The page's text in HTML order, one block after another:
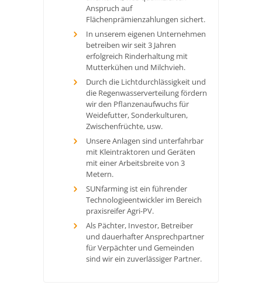
Anspruch auf
Flächenprämienzahlungen sichert.
In unserem eigenen Unternehmen
betreiben wir seit 3 Jahren
erfolgreich Rinderhaltung mit
Mutterkühen und Milchvieh.
Durch die Lichtdurchlässigkeit und
die Regenwasserverteilung fördern
wir den Pflanzenaufwuchs für
Weidefutter, Sonderkulturen,
Zwischenfrüchte, usw.
Unsere Anlagen sind unterfahrbar
mit Kleintraktoren und Geräten
mit einer Arbeitsbreite von 3
Metern.
SUNfarming ist ein führender
Technologieentwickler im Bereich
praxisreifer Agri-PV.
Als Pächter, Investor, Betreiber
und dauerhafter Ansprechpartner
für Verpächter und Gemeinden
sind wir ein zuverlässiger Partner.